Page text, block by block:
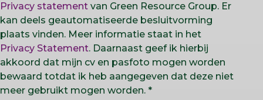
Privacy statement van Green Resource Group. Er
kan deels geautomatiseerde besluitvorming
plaats vinden. Meer informatie staat in het
Privacy Statement. Daarnaast geef ik hierbij
akkoord dat mijn cv en pasfoto mogen worden
bewaard totdat ik heb aangegeven dat deze niet
meer gebruikt mogen worden.